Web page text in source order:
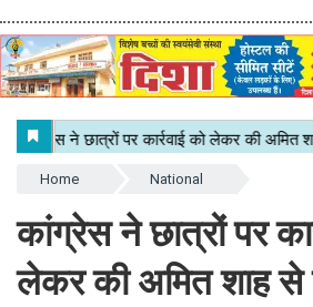
Home National
कांग्रेस ने छात्रों पर
लेकर की अमित शाह से